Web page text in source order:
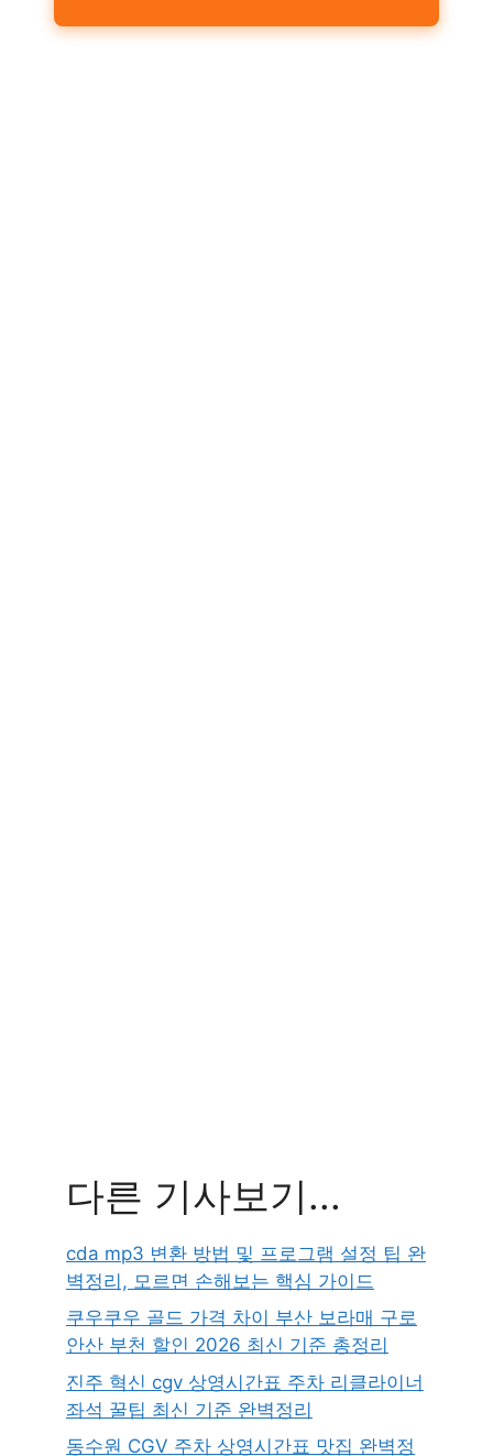
다른 기사보기...
cda mp3 변환 방법 및 프로그램 설정 팁 완
벽정리, 모르면 손해보는 핵심 가이드
쿠우쿠우 골드 가격 차이 부산 보라매 구로
안산 부천 할인 2026 최신 기준 총정리
진주 혁신 cgv 상영시간표 주차 리클라이너
좌석 꿀팁 최신 기준 완벽정리
동수원 CGV 주차 상영시간표 맛집 완벽정